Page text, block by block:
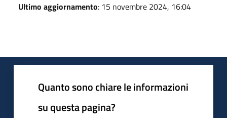
Ultimo aggiornamento: 15 novembre 2024, 16:04
Quanto sono chiare le informazioni
su questa pagina?